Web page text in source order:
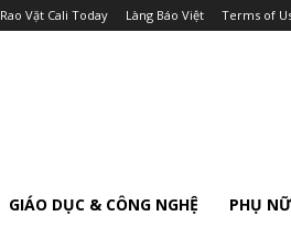
Rao Vặt Cali Today Làng Báo Việt Terms of
GIÁO DỤC & CÔNG NGHỆ PHỤ NỮ